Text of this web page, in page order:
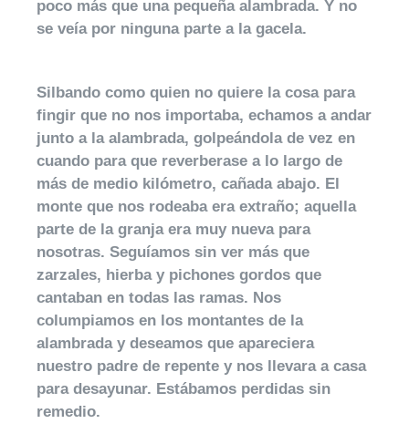
poco más que una pequeña alambrada. Y no
se veía por ninguna parte a la gacela.
Silbando como quien no quiere la cosa para
fingir que no nos importaba, echamos a andar
junto a la alambrada, golpeándola de vez en
cuando para que reverberase a lo largo de
más de medio kilómetro, cañada abajo. El
monte que nos rodeaba era extraño; aquella
parte de la granja era muy nueva para
nosotras. Seguíamos sin ver más que
zarzales, hierba y pichones gordos que
cantaban en todas las ramas. Nos
columpiamos en los montantes de la
alambrada y deseamos que apareciera
nuestro padre de repente y nos llevara a casa
para desayunar. Estábamos perdidas sin
remedio.